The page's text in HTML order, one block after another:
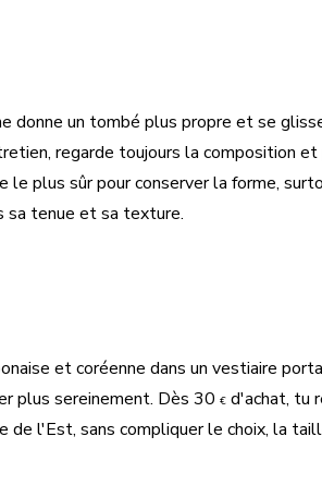
donne un tombé plus propre et se
regarde toujours la composition
plus sûr pour conserver la forme,
tenue et sa texture.
et coréenne dans un vestiaire
plus sereinement. Dès 30 €d'achat, tu
l'Est, sans compliquer le choix, la